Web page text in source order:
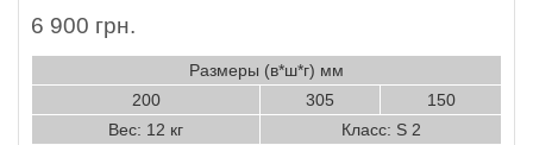
6 900 грн.
Размеры (в*ш*г) мм
200
305
150
Вес: 12 кг
Класс: S 2